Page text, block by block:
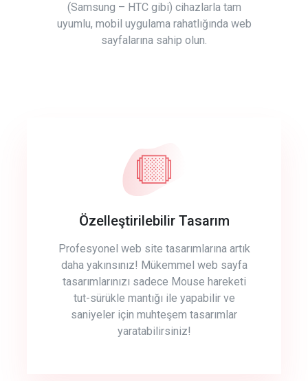
(Samsung – HTC gibi) cihazlarla tam
uyumlu, mobil uygulama rahatlığında web
sayfalarına sahip olun.
Özelleştirilebilir Tasarım
Profesyonel web site tasarımlarına artık
daha yakınsınız! Mükemmel web sayfa
tasarımlarınızı sadece Mouse hareketi
tut-sürükle mantığı ile yapabilir ve
saniyeler için muhteşem tasarımlar
yaratabilirsiniz!